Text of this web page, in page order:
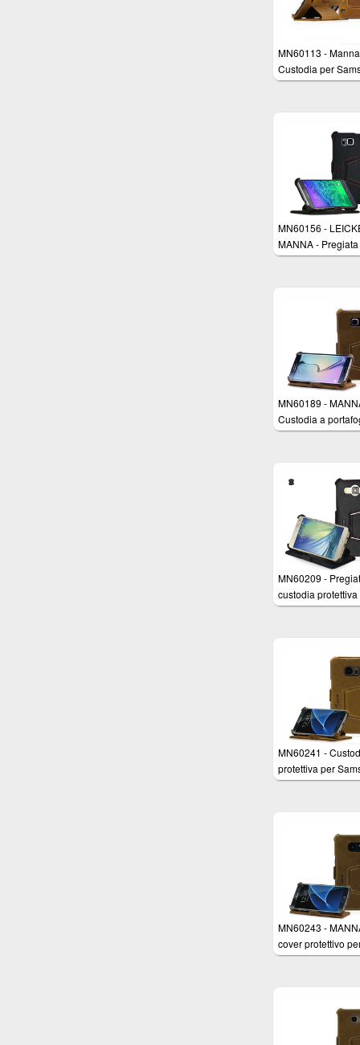
MN60113 - Manna
Custodia per
Galaxy S5 in Vero
marrone vellutato
MN60156 -
MANNA - Pregiata
custodia protettiva
Vera Pelle Nappa
funzione Stand
MN60189 -
Custodia a
per Samsung
funzione
MN60209 -
custodia protettiva
UltraSlim per
funzione Stand
MN60241 -
protettiva per
Galaxy S7 in Vera
MN60243 -
cover protettivo
Samsung Galaxy
funzione Stand